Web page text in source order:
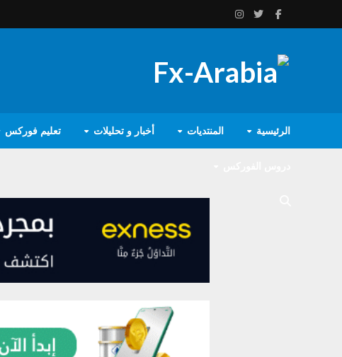
الرئيسية المنتديات أخبار و تحليلات تعليم فوركس